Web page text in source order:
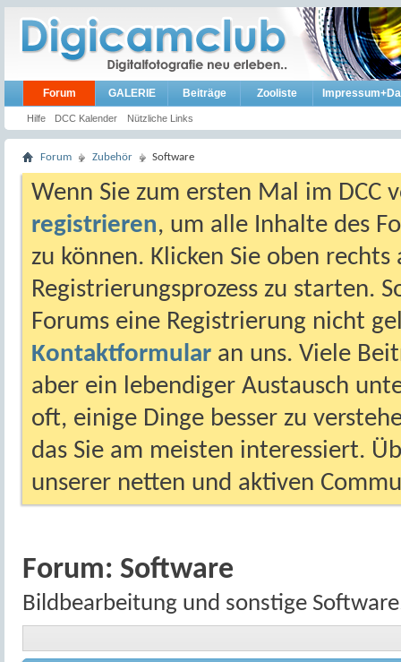
Forum
Hilfe DCC Kalender Nützliche Links
GALERIE Beiträge Zooliste
Forum Zubehör Software
Wenn Sie zum ersten Mal im DCC
registrieren, um alle Inhalte des
zu können. Klicken Sie oben
Registrierungsprozess zu starten.
Forums eine Registrierung nicht
Kontaktformular an uns. Viele
aber ein lebendiger Austausch
oft, einige Dinge besser zu
das Sie am meisten interessiert.
unserer netten und aktiven
Forum: Software
Bildbearbeitung und sonstige